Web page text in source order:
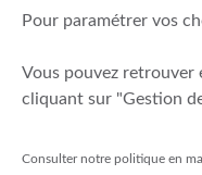
Pour paramétrer vos
Vous pouvez retrouver
cliquant sur "Gestion
Consulter notre politique en